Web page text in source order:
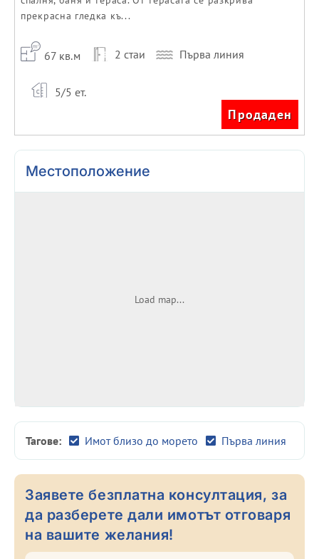
прекрасна гледка къ...
67 кв.м 2 стаи Първа линия
5/5 ет.
Продаден
Местоположение
Load map...
Тагове: Имот близо до морето Първа линия
Заявете безплатна консултация, за
да разберете дали имотът отговаря
на вашите желания!